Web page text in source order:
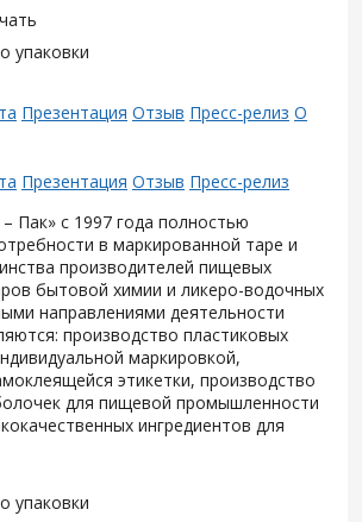
упаковки
Презентация Отзыв Пресс-релиз О
Презентация Отзыв Пресс-релиз
Пак» с 1997 года полностью
в маркированной таре и
производителей пищевых
бытовой химии и ликеро-водочных
направлениями деятельности
производство пластиковых
маркировкой,
этикетки, производство
для пищевой промышленности
ингредиентов для
упаковки